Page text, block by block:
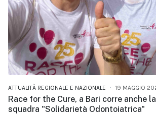
ATTUALITÀ REGIONALE E NAZIONALE 19 MAGGIO
Race for the Cure, a Bari corre anche
squadra "Solidarietà Odontoiatrica"